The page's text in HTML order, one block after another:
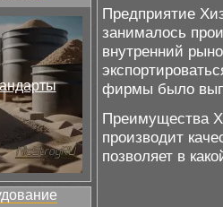
Предприятие
занималось
внутренний
фирмы было
Преимущества
производит
позволяет в